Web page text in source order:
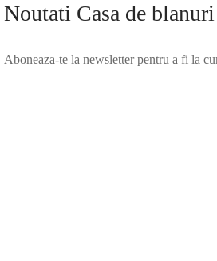
Noutati Casa de
Aboneaza-te la newsletter pentru a fi la